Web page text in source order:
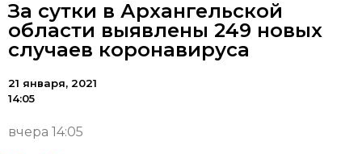
За сутки в Архангельской
области выявлены 249 новых
случаев коронавируса
21 января, 2021
14:05
вчера 14:05